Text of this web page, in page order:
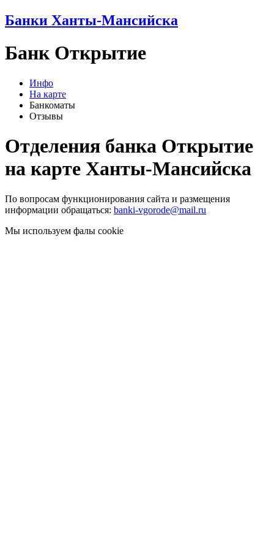
Банки Ханты-Мансийска
Банк Открытие
Инфо
На карте
Банкоматы
Отзывы
Отделения банка Открытие
на карте Ханты-Мансийска
По вопросам функционирования сайта и размещения
информации обращаться: banki-vgorode@mail.ru
Мы используем фалы cookie